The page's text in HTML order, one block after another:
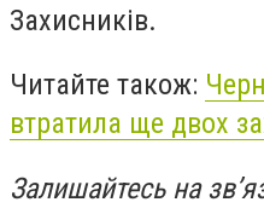
Захисників.
Читайте також:
втратила ще двох
Залишайтесь на